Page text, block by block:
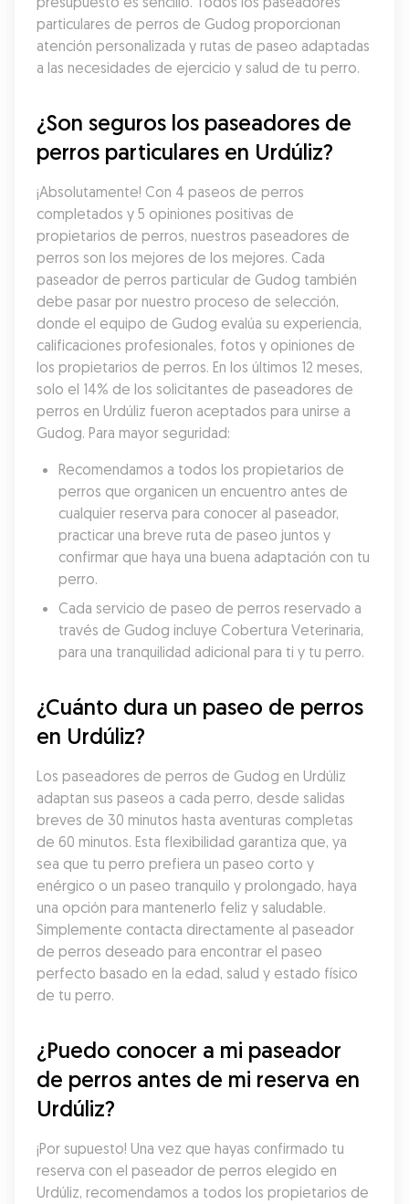
particulares de perros de Gudog proporcionan
atención personalizada y rutas de paseo adaptadas
a las necesidades de ejercicio y salud de tu perro.
¿Son seguros los paseadores de
perros particulares en Urdúliz?
¡Absolutamente! Con 4 paseos de perros
completados y 5 opiniones positivas de
propietarios de perros, nuestros paseadores de
perros son los mejores de los mejores. Cada
paseador de perros particular de Gudog también
debe pasar por nuestro proceso de selección,
donde el equipo de Gudog evalúa su experiencia,
calificaciones profesionales, fotos y opiniones de
los propietarios de perros. En los últimos 12 meses,
solo el 14% de los solicitantes de paseadores de
perros en Urdúliz fueron aceptados para unirse a
Gudog. Para mayor seguridad:
Recomendamos a todos los propietarios de
perros que organicen un encuentro antes de
cualquier reserva para conocer al paseador,
practicar una breve ruta de paseo juntos y
confirmar que haya una buena adaptación con tu
perro.
Cada servicio de paseo de perros reservado a
través de Gudog incluye Cobertura Veterinaria,
para una tranquilidad adicional para ti y tu perro.
¿Cuánto dura un paseo de perros
en Urdúliz?
Los paseadores de perros de Gudog en Urdúliz
adaptan sus paseos a cada perro, desde salidas
breves de 30 minutos hasta aventuras completas
de 60 minutos. Esta flexibilidad garantiza que, ya
sea que tu perro prefiera un paseo corto y
enérgico o un paseo tranquilo y prolongado, haya
una opción para mantenerlo feliz y saludable.
Simplemente contacta directamente al paseador
de perros deseado para encontrar el paseo
perfecto basado en la edad, salud y estado físico
de tu perro.
¿Puedo conocer a mi paseador
de perros antes de mi reserva en
Urdúliz?
¡Por supuesto! Una vez que hayas confirmado tu
reserva con el paseador de perros elegido en
Urdúliz, recomendamos a todos los propietarios de